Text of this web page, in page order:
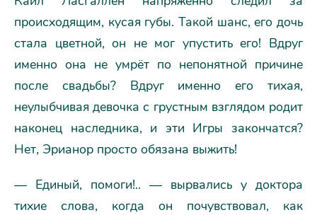
происходящим, кусая губы. Такой шанс, его дочь
стала цветной, он не мог упустить его! Вдруг
именно она не умрёт по непонятной причине
после свадьбы? Вдруг именно его тихая,
неулыбчивая девочка с грустным взглядом родит
наконец наследника, и эти Игры закончатся?
Нет, Эрианор просто обязана выжить!
— Единый, помоги!.. — вырвались у доктора
тихие слова, когда он почувствовал, как